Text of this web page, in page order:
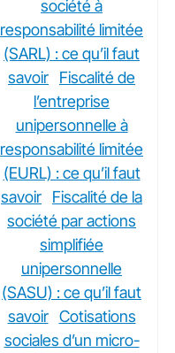
société à
responsabilité limitée
(SARL) : ce qu’il faut
savoir
Fiscalité de
l’entreprise
unipersonnelle à
responsabilité limitée
(EURL) : ce qu’il faut
savoir
Fiscalité de la
société par actions
simplifiée
unipersonnelle
(SASU) : ce qu’il faut
savoir Cotisations
sociales d’un micro-